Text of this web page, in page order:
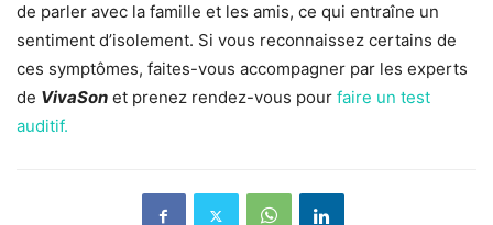
de parler avec la famille et les amis, ce qui entraîne un
sentiment d’isolement. Si vous reconnaissez certains de
ces symptômes, faites-vous accompagner par les experts
de VivaSon et prenez rendez-vous pour faire un test
auditif.